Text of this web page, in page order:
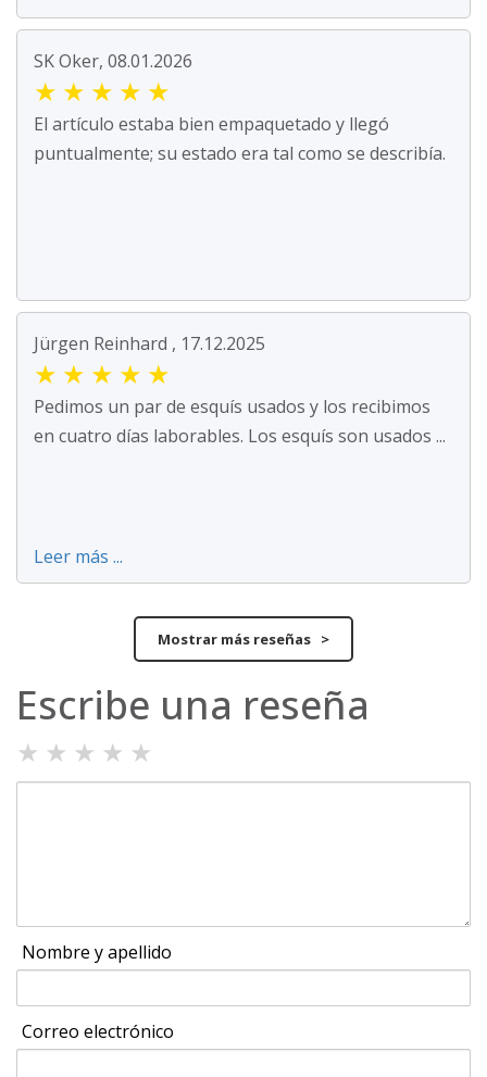
SK Oker, 08.01.2026
★ ★ ★ ★ ★
El artículo estaba bien empaquetado y llegó
puntualmente; su estado era tal como se describía.
Jürgen Reinhard , 17.12.2025
★ ★ ★ ★ ★
Pedimos un par de esquís usados y los recibimos
en cuatro días laborables. Los esquís son usados ...
Leer más ...
Mostrar más reseñas >
Escribe una reseña
★ ★ ★ ★ ★
Nombre y apellido
Correo electrónico